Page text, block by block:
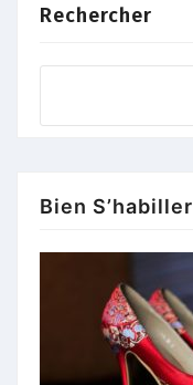
Rechercher
Bien S’habiller